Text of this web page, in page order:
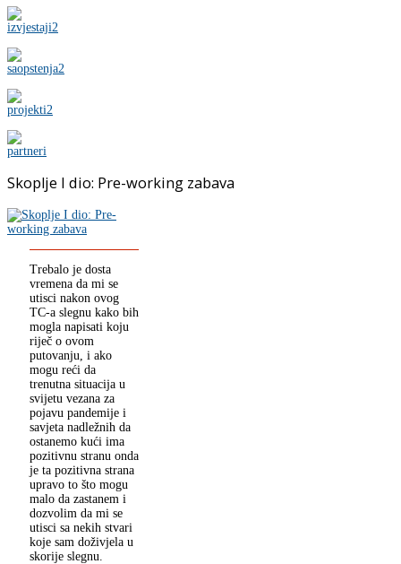
Skoplje I dio: Pre-working zabava
Trebalo je dosta
vremena da mi se
utisci nakon ovog
TC-a slegnu kako bih
mogla napisati koju
riječ o ovom
putovanju, i ako
mogu reći da
trenutna situacija u
svijetu vezana za
pojavu pandemije i
savjeta nadležnih da
ostanemo kući ima
pozitivnu stranu onda
je ta pozitivna strana
upravo to što mogu
malo da zastanem i
dozvolim da mi se
utisci sa nekih stvari
koje sam doživjela u
skorije slegnu.